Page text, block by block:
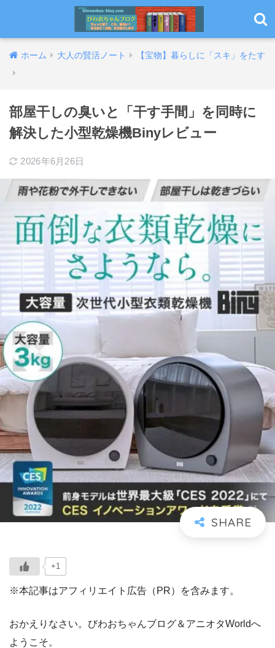
ホーム 大人の賢活ノート 【宝物】暮らしに「スキ」をたす
部屋干しの臭いと「干す手間」を同時に
解決した小型乾燥機Binyレビュー
2026年6月26日
+1
※本記事はアフィリエイト広告（PR）を含みます。
おかえりなさい。びわおちゃんブログ＆アニオタWorldへ
ようこそ。